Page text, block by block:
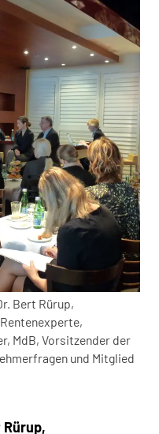
Bert Rürup,
MdB, Vorsitzender der
und Mitglied